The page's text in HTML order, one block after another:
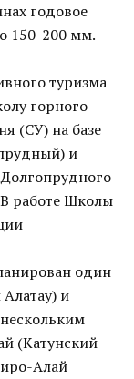
годовое
150-200 мм.
туризма
горного
(СУ) на базе
и
работе Школы
один
и
(Катунский
Алай